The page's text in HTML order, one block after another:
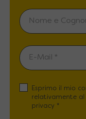
Esprimo il mio
relativamente al
privacy *